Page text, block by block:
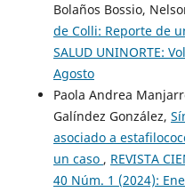
Bolaños Bossio,
de Colli: Reporte de
SALUD UNINORTE:
Agosto
Paola Andrea
Galíndez González,
asociado a
un caso , REVISTA
40 Núm. 1 (2024):